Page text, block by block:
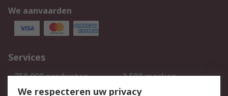
We aanvaarden
Services
750.000 producten
2.500 merken
Bestellen
Inkoopoplossingen
We respecteren uw privacy